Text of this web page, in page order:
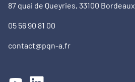
87 quai de Queyries, 33100 Bordeaux
05 56 90 81 00
contact@pqn-a.fr